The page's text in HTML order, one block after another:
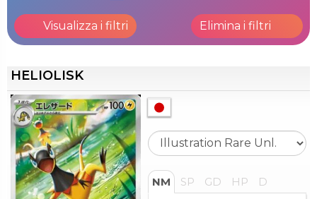
Visualizza i filtri Elimina i filtri
HELIOLISK
NM SP GD HP D